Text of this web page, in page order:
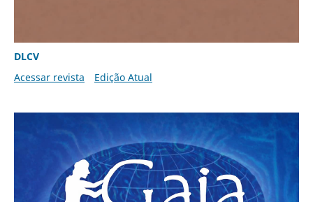
DLCV
Acessar revista
Edição Atual